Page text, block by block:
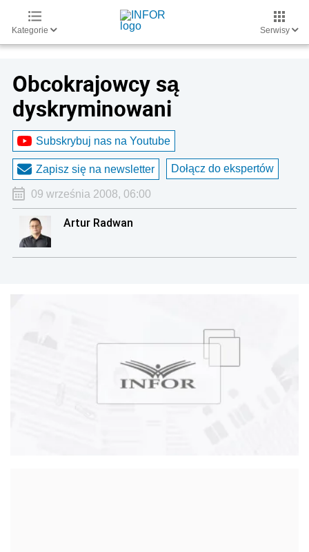
Kategorie Serwisy
Obcokrajowcy są
dyskryminowani
Subskrybuj nas na Youtube
Zapisz się na newsletter Dołącz do ekspertów
09 września 2008, 06:00
Artur Radwan